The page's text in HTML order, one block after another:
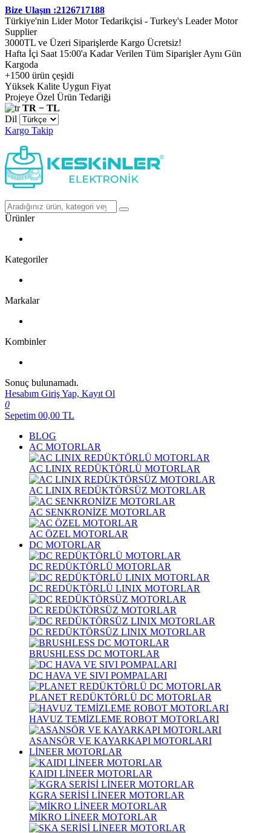
Bize Ulaşın :2126717188
Türkiye'nin Lider Motor Tedarikçisi - Turkey's Leader Motor
Supplier
3000TL ve Üzeri Siparişlerde Kargo Ücretsiz!
Hafta İçi Saat 15:00'a Kadar Verilen Tüm Siparişler Aynı Gün
Kargoda
+1500 ürün çeşidi
Yüksek Kalite Uygun Fiyat
Projeye Özel Ürün Tedariği
TR − TL
Dil
Kargo Takip
Ürünler
Kategoriler
Markalar
Kombinler
Sonuç bulunamadı.
Hesabım Giriş Yap, Kayıt Ol
0
Sepetim 00,00 TL
BLOG
AC MOTORLAR
AC LINIX REDÜKTÖRLÜ MOTORLAR
AC LINIX REDÜKTÖRSÜZ MOTORLAR
AC SENKRONİZE MOTORLAR
AC ÖZEL MOTORLAR
DC MOTORLAR
DC REDÜKTÖRLÜ MOTORLAR
DC REDÜKTÖRLÜ LINIX MOTORLAR
DC REDÜKTÖRSÜZ MOTORLAR
DC REDÜKTÖRSÜZ LINIX MOTORLAR
BRUSHLESS DC MOTORLAR
DC HAVA VE SIVI POMPALARI
PLANET REDÜKTÖRLÜ DC MOTORLAR
HAVUZ TEMİZLEME ROBOT MOTORLARI
ASANSÖR VE KAYARKAPI MOTORLARI
LİNEER MOTORLAR
KAIDI LİNEER MOTORLAR
KGRA SERİSİ LİNEER MOTORLAR
MİKRO LİNEER MOTORLAR